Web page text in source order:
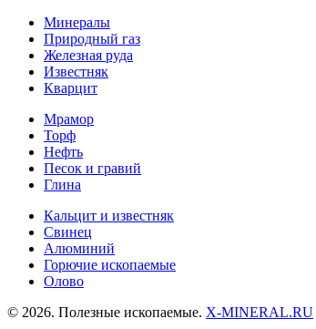
Минералы
Природный газ
Железная руда
Известняк
Кварцит
Мрамор
Торф
Нефть
Песок и гравий
Глина
Кальцит и известняк
Свинец
Алюминий
Горючие ископаемые
Олово
© 2026. Полезные ископаемые. X-MINERAL.RU